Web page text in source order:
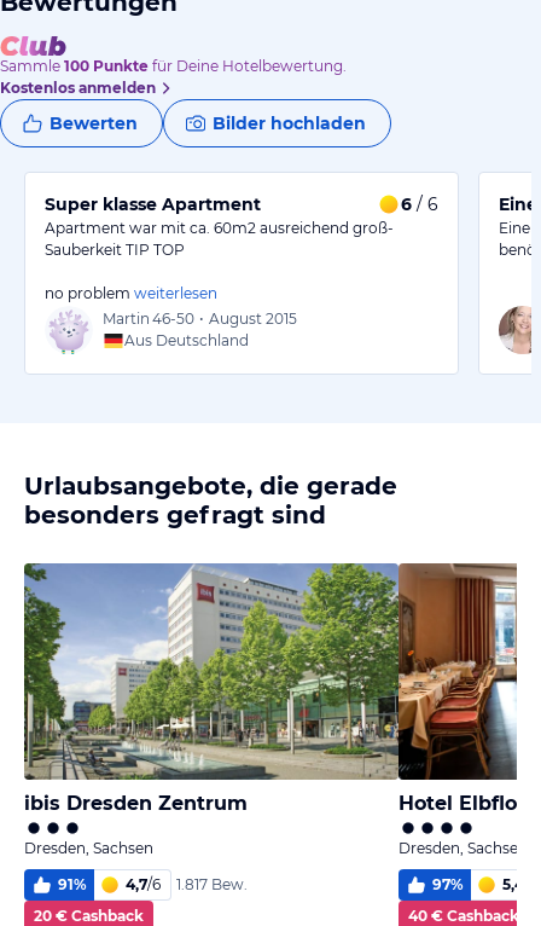
Sammle 100 Punkte für Deine Hotelbewertung.
Kostenlos anmelden
Bewerten Bilder hochladen
Super klasse Apartment 6 / 6
Apartment war mit ca. 60m2 ausreichend groß-
Sauberkeit TIP TOP
no problem weiterlesen
Martin 46-50 • August 2015
Aus Deutschland
Eine
Urlaubsangebote, die gerade
besonders gefragt sind
ibis Dresden Zentrum
Dresden, Sachsen
91% 4,7/6
1.817 Bew.
20 € Cashback
Hotel
Dresden, Sachsen
97% 5,4
40 € Cashback